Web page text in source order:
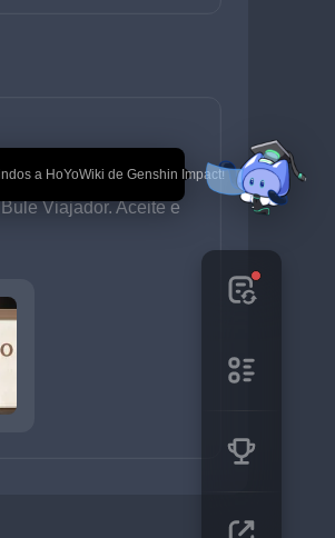
a HoYoWiki de Genshin Impact!
Viajador. Aceite e